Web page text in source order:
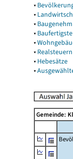
▾
▾
▾
▾
▾
▾ Realsteuern
▾ Hebesätze
▾
Gemeinde: